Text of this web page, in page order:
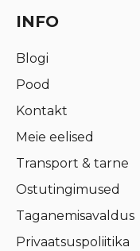
INFO
Blogi
Pood
Kontakt
Meie eelised
Transport & tarne
Ostutingimused
Taganemisavaldus
Privaatsuspoliitika